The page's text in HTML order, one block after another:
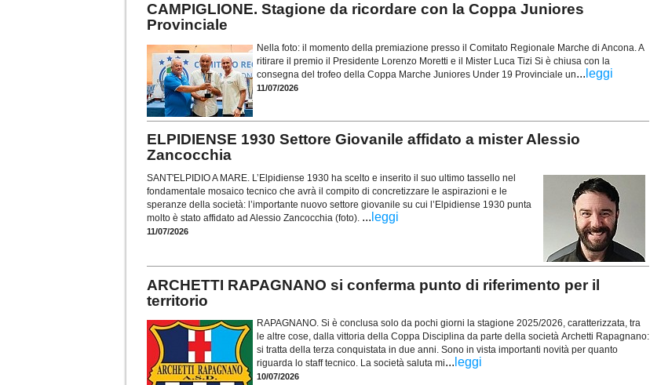
CAMPIGLIONE. Stagione da ricordare con la Coppa Juniores
Provinciale
Nella foto: il momento della premiazione presso il Comitato Regionale Marche di Ancona. A
ritirare il premio il Presidente Lorenzo Moretti e il Mister Luca Tizi Si è chiusa con la
consegna del trofeo della Coppa Marche Juniores Under 19 Provinciale un... leggi
11/07/2026
ELPIDIENSE 1930 Settore Giovanile affidato a mister Alessio
Zancocchia
SANT'ELPIDIO A MARE. L’Elpidiense 1930 ha scelto e inserito il suo ultimo tassello nel
fondamentale mosaico tecnico che avrà il compito di concretizzare le aspirazioni e le
speranze della società: l’importante nuovo settore giovanile su cui l’Elpidiense 1930 punta
molto è stato affidato ad Alessio Zancocchia (foto). ... leggi
11/07/2026
ARCHETTI RAPAGNANO si conferma punto di riferimento per il
territorio
RAPAGNANO. Si è conclusa solo da pochi giorni la stagione 2025/2026, caratterizzata, tra
le altre cose, dalla vittoria della Coppa Disciplina da parte della società Archetti Rapagnano:
si tratta della terza conquistata in due anni. Sono in vista importanti novità per quanto
riguarda lo staff tecnico. La società saluta mi... leggi
10/07/2026